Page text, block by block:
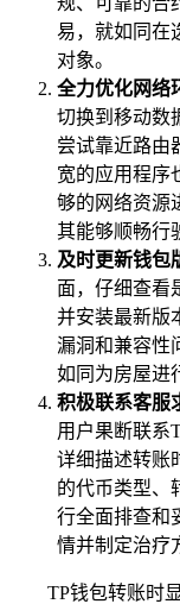
易，就如同在
对象。
全力优化网络
切换到移动数
尝试靠近路由
宽的应用程序
够的网络资源
其能够顺畅行
及时更新钱包
面，仔细查看
并安装最新版
漏洞和兼容性
如同为房屋进
积极联系客服
用户果断联系
详细描述转账
的代币类型、
行全面排查和
情并制定治疗
TP钱包转账时